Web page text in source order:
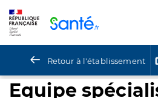
Retour à l'établissement
Equipe